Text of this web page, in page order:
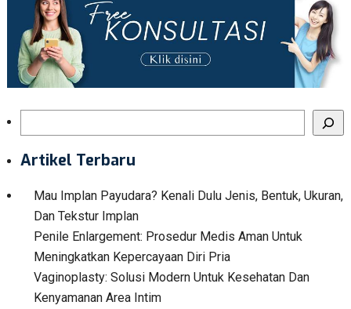
Artikel Terbaru
Mau Implan Payudara? Kenali Dulu Jenis, Bentuk, Ukuran,
Dan Tekstur Implan
Penile Enlargement: Prosedur Medis Aman Untuk
Meningkatkan Kepercayaan Diri Pria
Vaginoplasty: Solusi Modern Untuk Kesehatan Dan
Kenyamanan Area Intim